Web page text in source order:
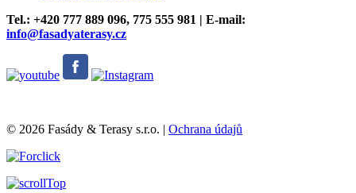
Tel.: +420 777 889 096, 775 555 981 | E-mail:
info@fasadyaterasy.cz
© 2026 Fasády & Terasy s.r.o. | Ochrana údajů